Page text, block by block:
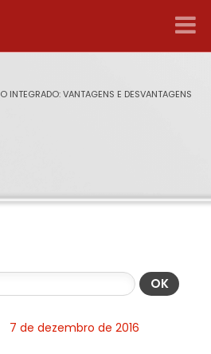
INTEGRADO: VANTAGENS E DESVANTAGENS
OK
7 de dezembro de 2016